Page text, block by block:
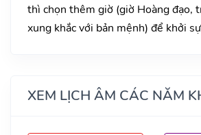
thì chọn thêm giờ (giờ Hoàng đạo,
xung khắc với bản mệnh) để khởi
XEM LỊCH ÂM CÁC NĂM